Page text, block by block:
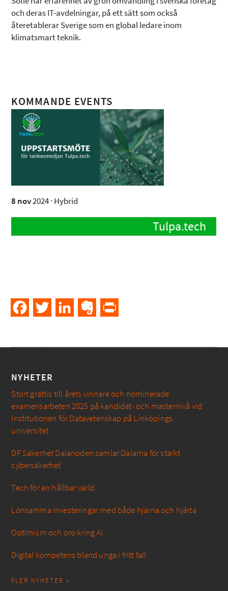
och deras IT-avdelningar, på ett sätt som också
återetablerar Sverige som en global ledare inom
klimatsmart teknik.
KOMMANDE EVENTS
8 nov2024 · Hybrid
Tulpa.tech
FacebookTwitter LinkedInEvernote
NYHETER
Stort grattis till årets vinnare och nominerade
examensarbeten 2025 på kandidat- och masternivå vid
Institutionen för Datavetenskap på Linköpings
universitet
DF Säkerhet Dalanoden samlar Dalarna för stärkt
cybersäkerhet
Tech för en hållbar värld
Lönsamma investeringar med både hjärna och hjärta
Optimism och oro kring AI
Digital kompetens bland unga i fritt fall
FLER NYHETER »